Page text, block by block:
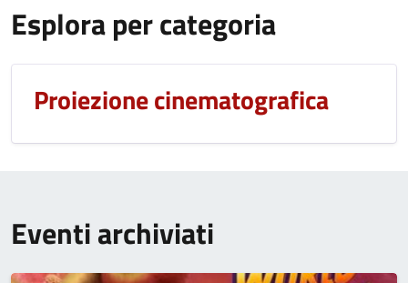
Esplora per categoria
Proiezione cinematografica
Eventi archiviati